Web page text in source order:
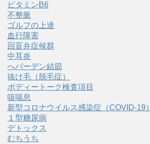
ビタミンB6
不整脈
ゴルフの上達
血行障害
回盲弁症候群
中耳炎
へバーデン結節
抜け毛（脱毛症）
ボディートーク検査項目
咳喘息
新型コロナウイルス感染症（COVID‑19）
１型糖尿病
デトックス
むちうち